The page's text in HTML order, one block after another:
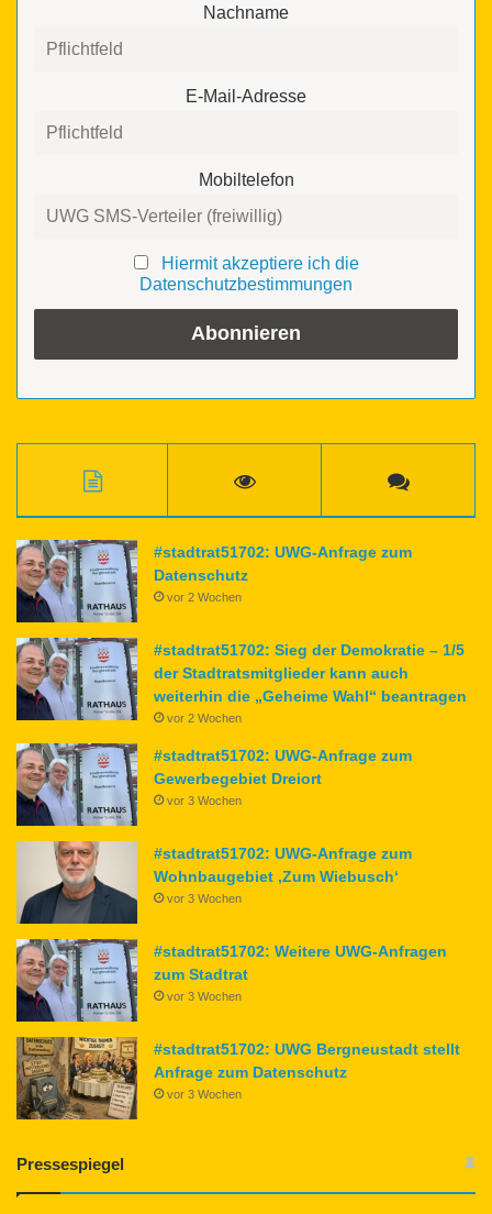
Nachname
E-Mail-Adresse
Mobiltelefon
Hiermit akzeptiere ich die
Datenschutzbestimmungen
#stadtrat51702: UWG-Anfrage zum
Datenschutz
vor 2 Wochen
#stadtrat51702: Sieg der Demokratie – 1/5
der Stadtratsmitglieder kann auch
weiterhin die „Geheime Wahl“ beantragen
vor 2 Wochen
#stadtrat51702: UWG-Anfrage zum
Gewerbegebiet Dreiort
vor 3 Wochen
#stadtrat51702: UWG-Anfrage zum
Wohnbaugebiet ‚Zum Wiebusch‘
vor 3 Wochen
#stadtrat51702: Weitere UWG-Anfragen
zum Stadtrat
vor 3 Wochen
#stadtrat51702: UWG Bergneustadt stellt
Anfrage zum Datenschutz
vor 3 Wochen
Pressespiegel